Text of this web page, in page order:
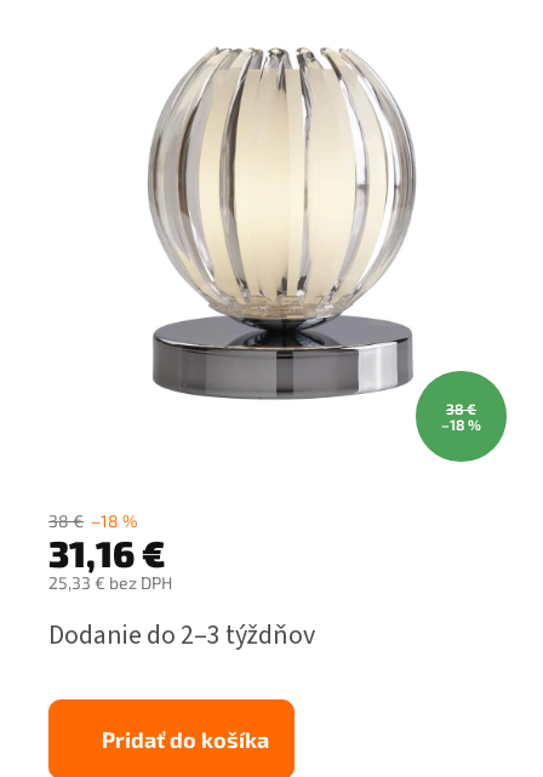
hviezdičiek.
38 €
–18 %
38 € –18 %
31,16 €
25,33 € bez DPH
cena:
Dodanie do 2–3 týždňov
Pridať do košíka